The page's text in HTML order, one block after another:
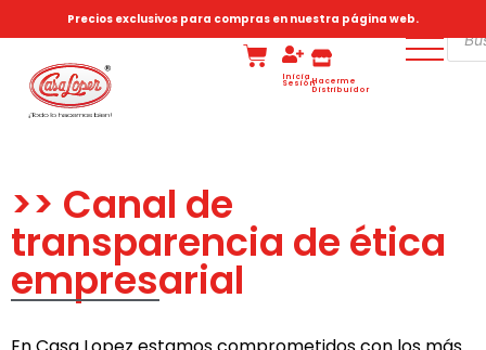
Precios exclusivos para compras en nuestra página web.
Inicia
SesiónHacerme
Distribuidor
>> Canal de
transparencia de ética
empresarial